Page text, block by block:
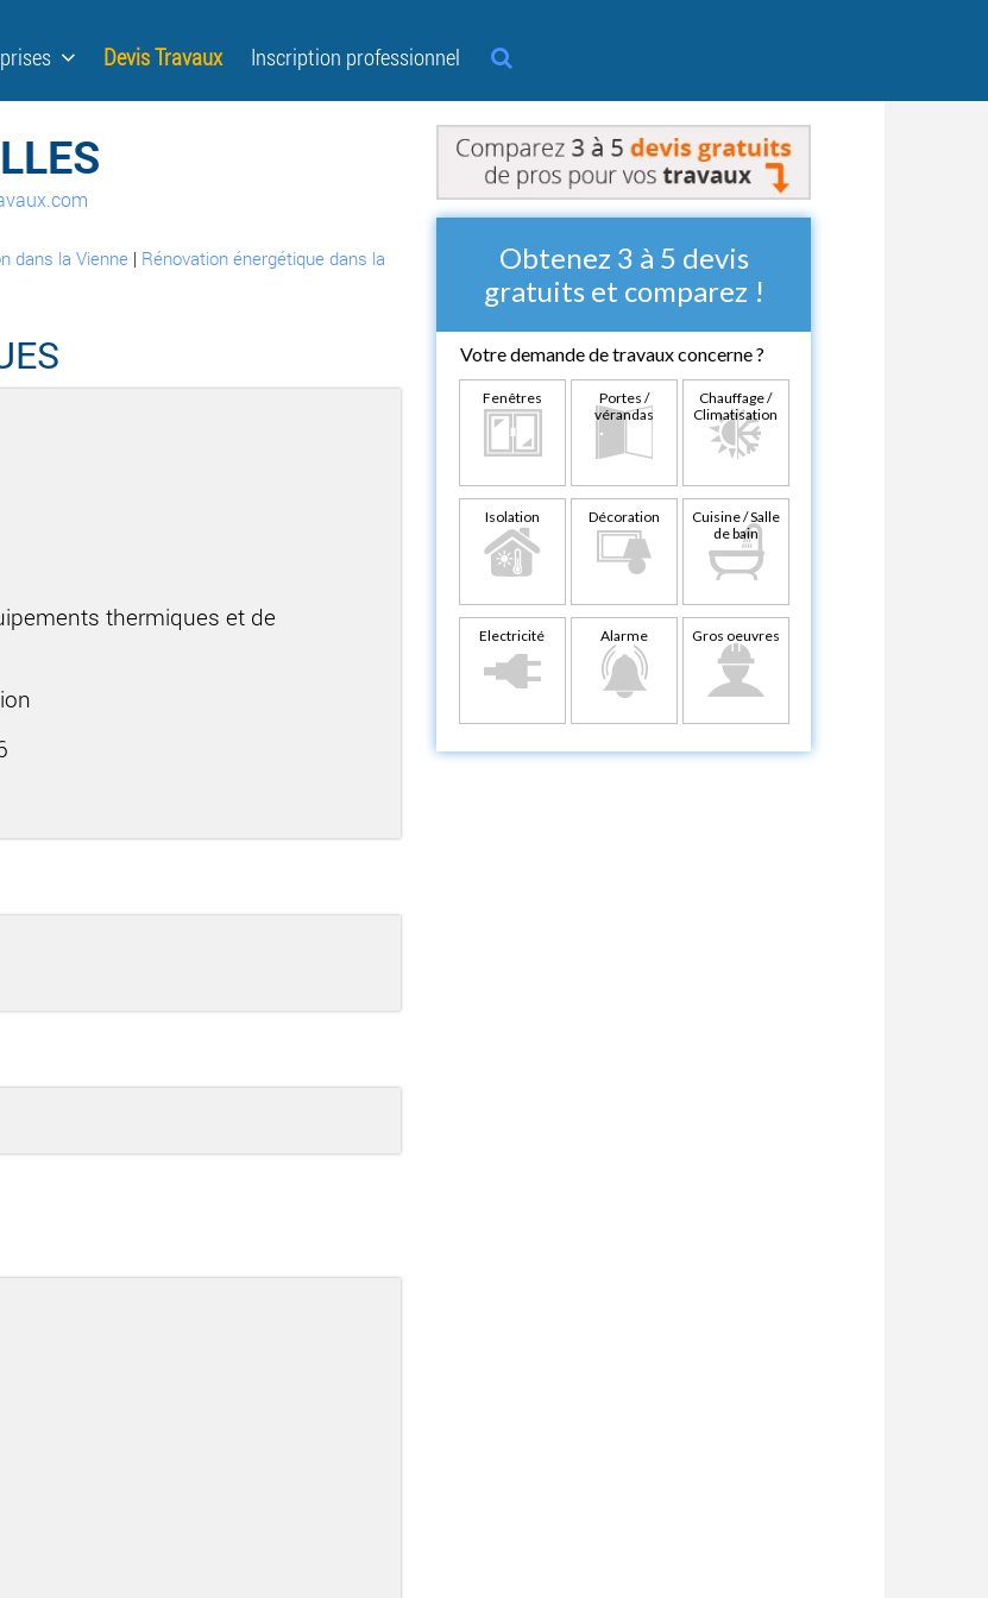
Devis Travaux Inscription professionnel
dans la Vienne | Rénovation énergétique dans la
thermiques et de
Obtenez 3 à 5 devis
gratuits et comparez !
Votre demande de travaux concerne ?
Fenêtres
Portes /
vérandas
Chauffage /
Climatisation
Isolation Décoration
Cuisine / Salle
de bain
Electricité Alarme Gros oeuvres